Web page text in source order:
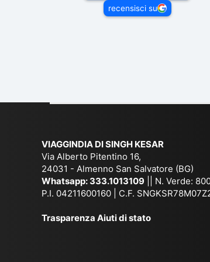
recensisci su
VIAGGINDIA DI SINGH KESAR
Via Alberto Pitentino 16,
24031 - Almenno San Salvatore (BG)
Whatsapp: 333.1013109 || N. Verde:
P.I. 04211600160 | C.F.
Trasparenza Aiuti di stato